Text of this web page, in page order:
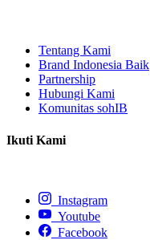
Tentang Kami
Brand Indonesia Baik
Partnership
Hubungi Kami
Komunitas sohIB
Ikuti Kami
Instagram
Youtube
Facebook